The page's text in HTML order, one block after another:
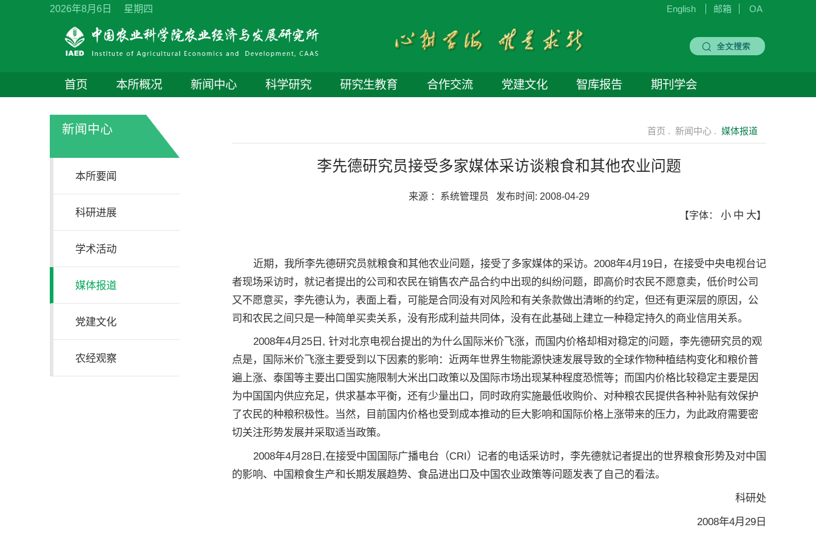
English 邮箱 OA
2026年8月6日 星期四
首页 本所概况 新闻中心 科学研究 研究生教育 合作交流 党建文化 智库报告 期刊学会
新闻中心
本所要闻
科研进展
学术活动
媒体报道
党建文化
农经观察
首页 . 新闻中心 . 媒体报道
李先德研究员接受多家媒体采访谈粮食和其他农业问题
来源 ： 系统管理员 发布时间: 2008-04-29
【字体： 小 中 大】
近期，我所李先德研究员就粮食和其他农业问题，接受了多家媒体的采访。2008年4月19日，在接受中央电视台记
者现场采访时，就记者提出的公司和农民在销售农产品合约中出现的纠纷问题，即高价时农民不愿意卖，低价时公司
又不愿意买，李先德认为，表面上看，可能是合同没有对风险和有关条款做出清晰的约定，但还有更深层的原因，公
司和农民之间只是一种简单买卖关系，没有形成利益共同体，没有在此基础上建立一种稳定持久的商业信用关系。
2008年4月25日, 针对北京电视台提出的为什么国际米价飞涨，而国内价格却相对稳定的问题，李先德研究员的观
点是，国际米价飞涨主要受到以下因素的影响：近两年世界生物能源快速发展导致的全球作物种植结构变化和粮价普
遍上涨、泰国等主要出口国实施限制大米出口政策以及国际市场出现某种程度恐慌等；而国内价格比较稳定主要是因
为中国国内供应充足，供求基本平衡，还有少量出口，同时政府实施最低收购价、对种粮农民提供各种补贴有效保护
了农民的种粮积极性。当然，目前国内价格也受到成本推动的巨大影响和国际价格上涨带来的压力，为此政府需要密
切关注形势发展并采取适当政策。
2008年4月28日,在接受中国国际广播电台（CRI）记者的电话采访时，李先德就记者提出的世界粮食形势及对中国
的影响、中国粮食生产和长期发展趋势、食品进出口及中国农业政策等问题发表了自己的看法。
科研处
2008年4月29日